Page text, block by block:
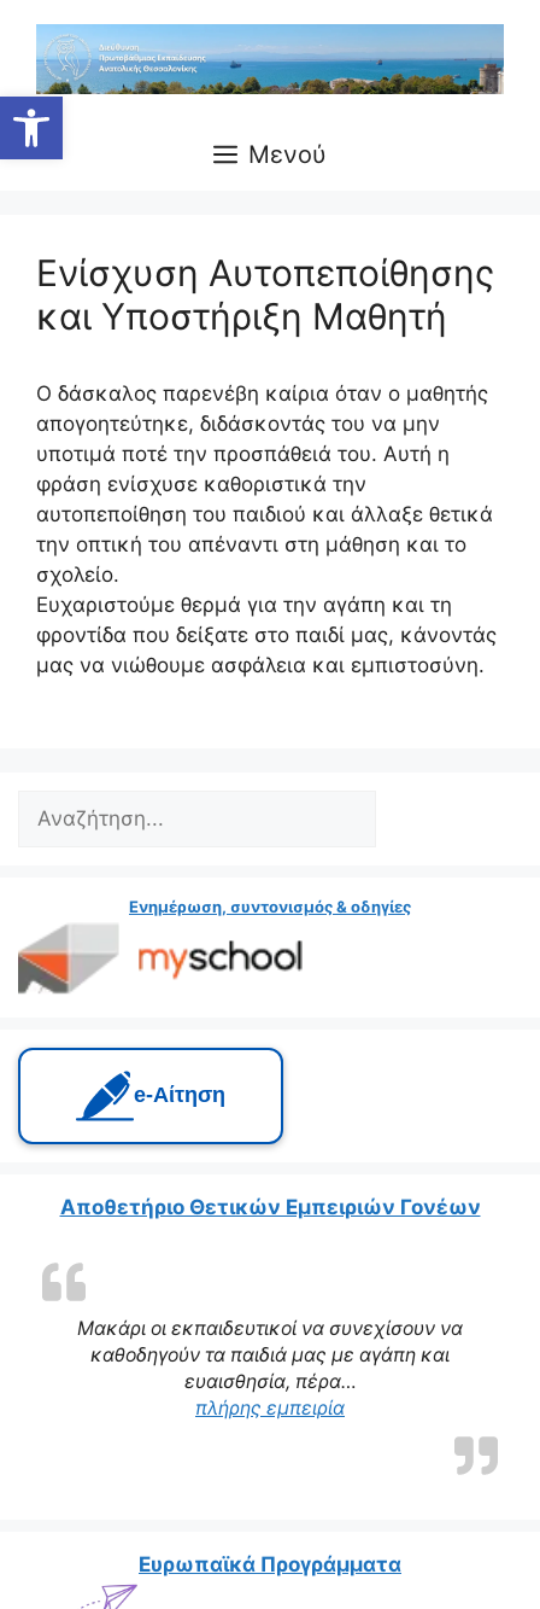
Ανοίξτε τη γραμμή εργαλείων
περιεχόμενο
Μενού
Ενίσχυση Αυτοπεποίθησης
και Υποστήριξη Μαθητή
Ο δάσκαλος παρενέβη καίρια όταν ο μαθητής
απογοητεύτηκε, διδάσκοντάς του να μην
υποτιμά ποτέ την προσπάθειά του. Αυτή η
φράση ενίσχυσε καθοριστικά την
αυτοπεποίθηση του παιδιού και άλλαξε θετικά
την οπτική του απέναντι στη μάθηση και το
σχολείο.
Ευχαριστούμε θερμά για την αγάπη και τη
φροντίδα που δείξατε στο παιδί μας, κάνοντάς
μας να νιώθουμε ασφάλεια και εμπιστοσύνη.
Ενημέρωση, συντονισμός & οδηγίες
e‑Αίτηση
Μακάρι οι εκπαιδευτικοί να συνεχίσουν να
καθοδηγούν τα παιδιά μας με αγάπη και
ευαισθησία, πέρα…
πλήρης εμπειρία“Η δασκάλα μας
Αποθετήριο Θετικών Εμπειριών Γονέων
Ευρωπαϊκά Προγράμματα